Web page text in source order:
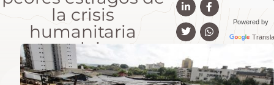
la crisis
humanitaria
compleja en
Guayana
Powered by